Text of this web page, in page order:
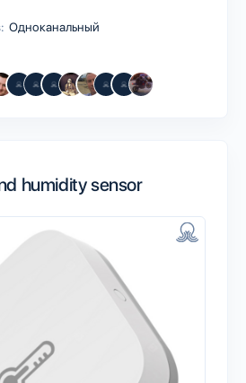
Одноканальный
humidity sensor